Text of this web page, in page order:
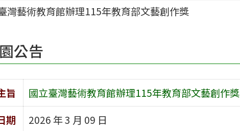
灣藝術教育館辦理115年教育部文藝創作獎
公告
旨
國立臺灣藝術教育館辦理115年教育部文藝創作獎
期
2026 年 3 月 09 日